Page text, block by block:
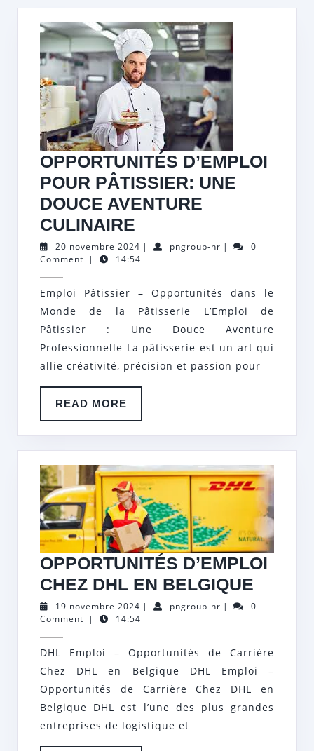
OPPORTUNITÉS D’EMPLOI
POUR PÂTISSIER: UNE
DOUCE AVENTURE
CULINAIRE
D’EMPLOI
POUR
PÂTISSIER:
UNE
DOUCE
AVENTURE
CULINAIRE
20 novembre 2024 20
novembre
| pngroup-hrpngroup-
|
0
Comment | 14:54
Emploi Pâtissier – Opportunités dans le
Monde de la Pâtisserie L’Emploi de
Pâtissier : Une Douce Aventure
Professionnelle La pâtisserie est un art qui
allie créativité, précision et passion pour
READ MORE
MORE
OPPORTUNITÉS D’EMPLOI
CHEZ DHL EN BELGIQUE
DHL
EN
19 novembre 2024 19
novembre
| pngroup-hrpngroup-
|
0
Comment | 14:54
DHL Emploi – Opportunités de Carrière
Chez DHL en Belgique DHL Emploi –
Opportunités de Carrière Chez DHL en
Belgique DHL est l’une des plus grandes
entreprises de logistique et